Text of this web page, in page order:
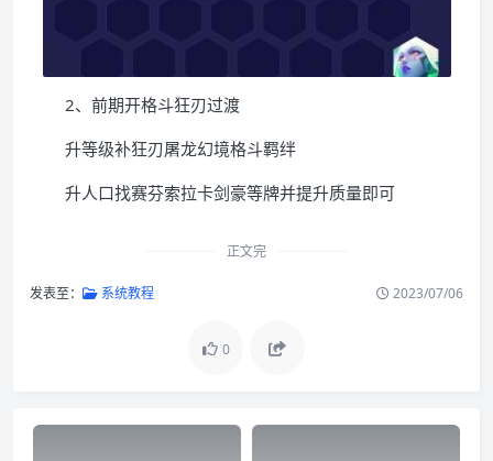
2、前期开格斗狂刃过渡
升等级补狂刃屠龙幻境格斗羁绊
升人口找赛芬索拉卡剑豪等牌并提升质量即可
正文完
发表至： 系统教程 2023/07/06
0